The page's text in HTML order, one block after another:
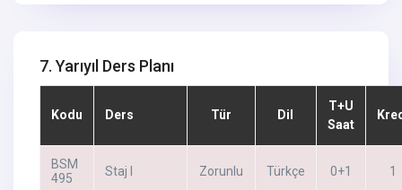
7. Yarıyıl Ders Planı
Kodu Ders Tür Dil
T+U
Saat
BSM
495
Staj I Zorunlu Türkçe 0+1 1